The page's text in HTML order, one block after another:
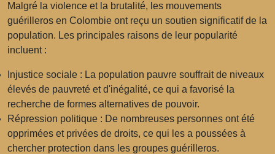
Malgré la violence et la brutalité, les mouvements
guérilleros en Colombie ont reçu un soutien significatif de la
population. Les principales raisons de leur popularité
incluent :
Injustice sociale : La population pauvre souffrait de niveaux
élevés de pauvreté et d'inégalité, ce qui a favorisé la
recherche de formes alternatives de pouvoir.
Répression politique : De nombreuses personnes ont été
opprimées et privées de droits, ce qui les a poussées à
chercher protection dans les groupes guérilleros.